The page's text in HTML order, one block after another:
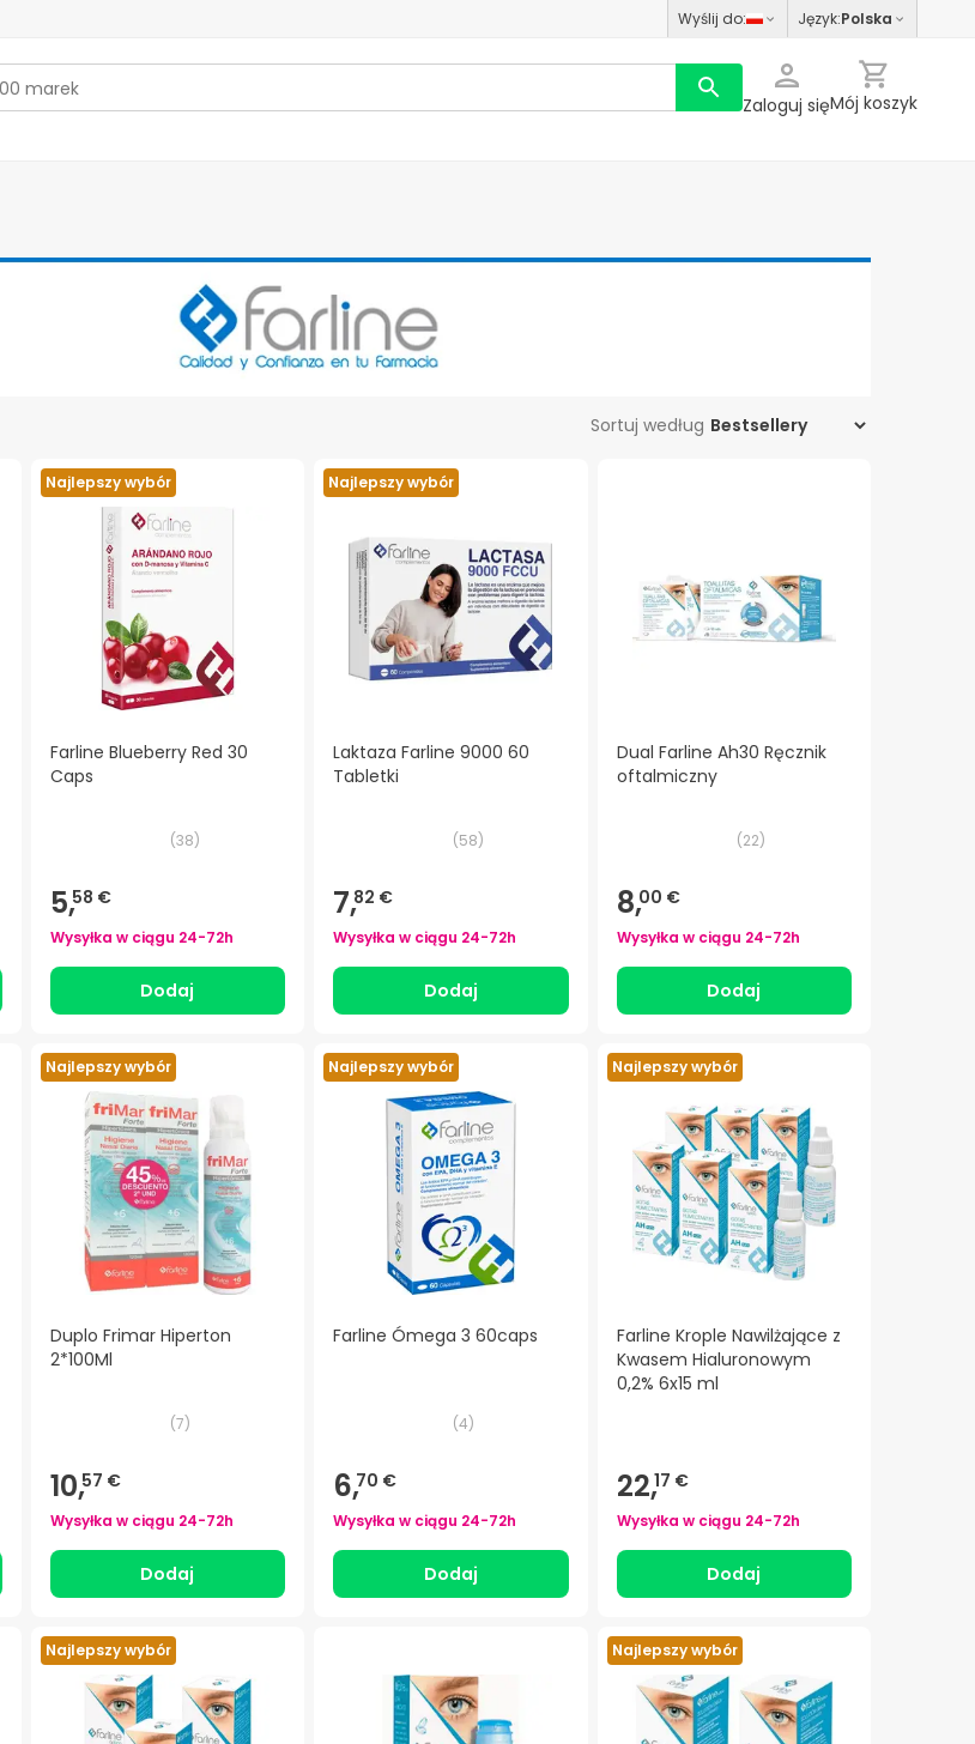
Wyślij do: Język:Polska
Zaloguj sięMój koszyk
Sortuj według
Najlepszy wybór
Farline Blueberry Red 30
Caps
(38)
5,58 €
Wysyłka w ciągu 24-72h
Dodaj
Najlepszy wybór
Laktaza Farline 9000 60
Tabletki
(58)
7,82 €
Wysyłka w ciągu 24-72h
Dodaj
Dual Farline Ah30 Ręcznik
oftalmiczny
(22)
8,00 €
Wysyłka w ciągu 24-72h
Dodaj
Najlepszy wybór
Duplo Frimar Hiperton
2*100Ml
(7)
10,57 €
Wysyłka w ciągu 24-72h
Dodaj
Najlepszy wybór
Farline Ómega 3 60caps
(4)
6,70 €
Wysyłka w ciągu 24-72h
Dodaj
Najlepszy wybór
Farline Krople Nawilżające z
Kwasem Hialuronowym
0,2% 6x15 ml
22,17 €
Wysyłka w ciągu 24-72h
Dodaj
Najlepszy wybór Najlepszy wybór